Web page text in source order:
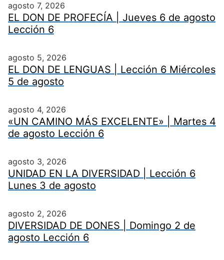
agosto 7, 2026
EL DON DE PROFECÍA | Jueves 6 de agosto
Lección 6
agosto 5, 2026
EL DON DE LENGUAS | Lección 6 Miércoles
5 de agosto
agosto 4, 2026
«UN CAMINO MÁS EXCELENTE» | Martes 4
de agosto Lección 6
agosto 3, 2026
UNIDAD EN LA DIVERSIDAD | Lección 6
Lunes 3 de agosto
agosto 2, 2026
DIVERSIDAD DE DONES | Domingo 2 de
agosto Lección 6